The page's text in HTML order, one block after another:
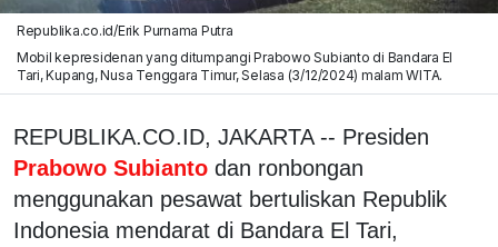
Republika.co.id/Erik Purnama Putra
Mobil kepresidenan yang ditumpangi Prabowo Subianto di Bandara El
Tari, Kupang, Nusa Tenggara Timur, Selasa (3/12/2024) malam WITA.
REPUBLIKA.CO.ID, JAKARTA -- Presiden
Prabowo Subianto dan ronbongan
menggunakan pesawat bertuliskan Republik
Indonesia mendarat di Bandara El Tari,